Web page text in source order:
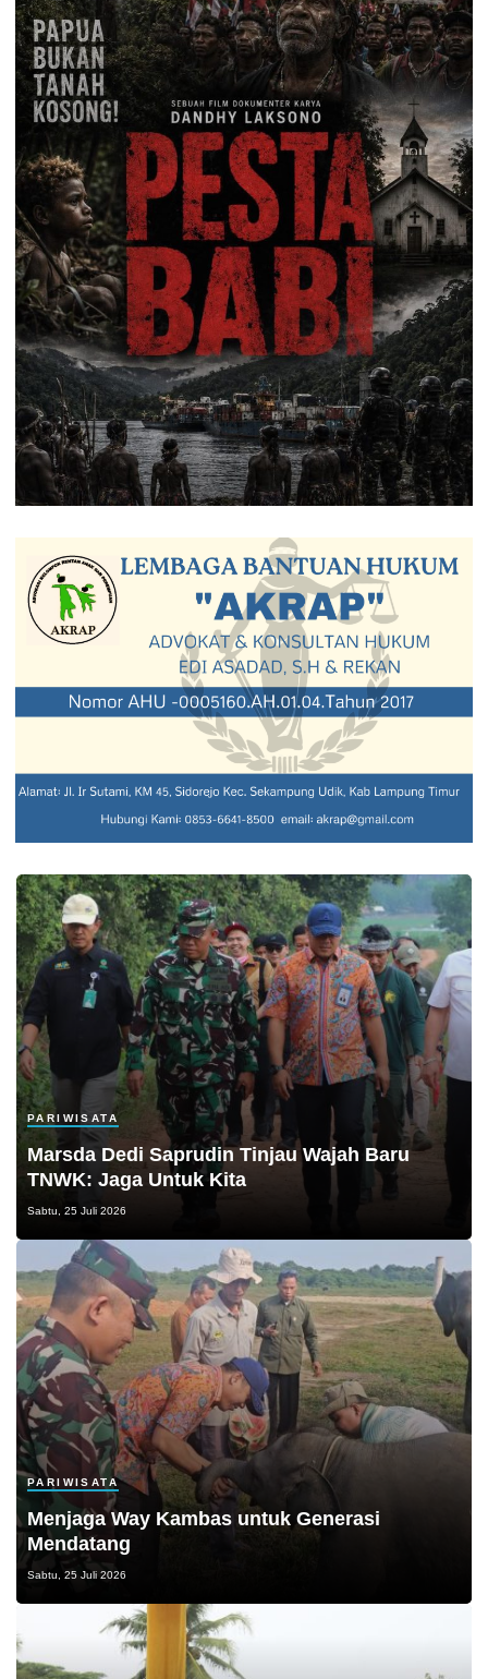
PARIWISATA
Marsda Dedi Saprudin Tinjau Wajah Baru
TNWK: Jaga Untuk Kita
Sabtu, 25 Juli 2026
PARIWISATA
Menjaga Way Kambas untuk Generasi
Mendatang
Sabtu, 25 Juli 2026